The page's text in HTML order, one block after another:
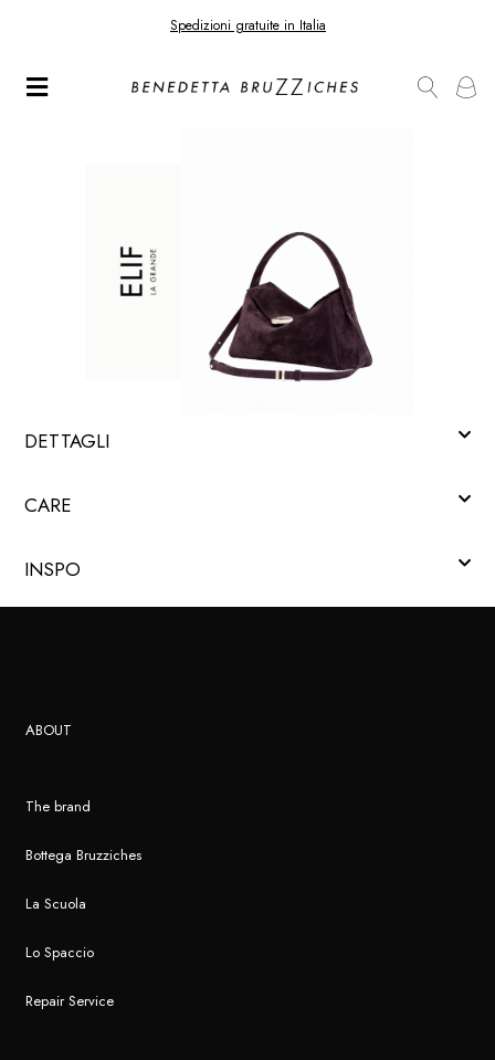
Spedizioni gratuite in Italia
DETTAGLI
CARE
INSPO
ABOUT
The brand
Bottega Bruzziches
La Scuola
Lo Spaccio
Repair Service